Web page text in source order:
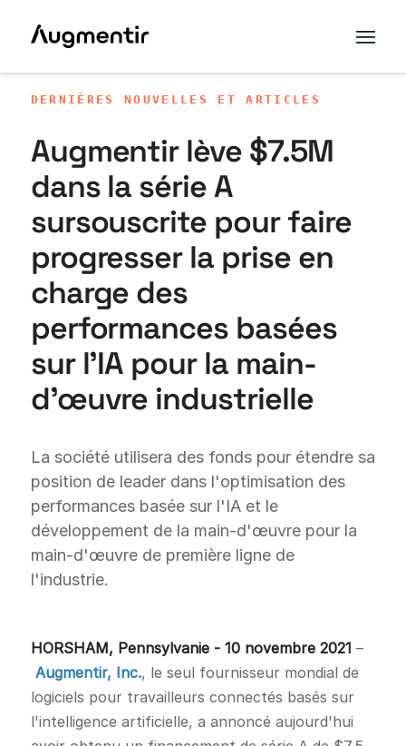
DERNIÈRES NOUVELLES ET ARTICLES
Augmentir lève $7.5M
dans la série A
sursouscrite pour faire
progresser la prise en
charge des
performances basées
sur l'IA pour la main-
d'œuvre industrielle
La société utilisera des fonds pour étendre sa
position de leader dans l'optimisation des
performances basée sur l'IA et le
développement de la main-d'œuvre pour la
main-d'œuvre de première ligne de
l'industrie.
HORSHAM, Pennsylvanie - 10 novembre 2021 –
Augmentir, Inc., le seul fournisseur mondial de
logiciels pour travailleurs connectés basés sur
l'intelligence artificielle, a annoncé aujourd'hui